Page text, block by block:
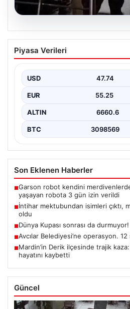
İntihar mektubundan
milyarlık vurgun deşifre
Tefecilik Şebekesi Çözüldü",
yaşanan trajik…
Piyasa Verileri
USD 47.74
EUR 55.25
ALTIN 6660.6
BTC 3098569
Son Eklenen Haberler
■Garson robot kendini
yaşayan robota 3 gün izin verildi
■İntihar mektubundan isimleri çıktı,
oldu
■Dünya Kupası sonrası da durmuyor!
■Avcılar Belediyesi’ne operasyon. 12
■Mardin’in Derik ilçesinde trajik
hayatını kaybetti
Güncel